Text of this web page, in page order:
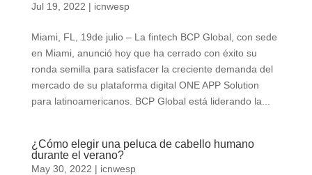
Jul 19, 2022 | icnwesp
Miami, FL, 19de julio – La fintech BCP Global, con sede
en Miami, anunció hoy que ha cerrado con éxito su
ronda semilla para satisfacer la creciente demanda del
mercado de su plataforma digital ONE APP Solution
para latinoamericanos. BCP Global está liderando la...
¿Cómo elegir una peluca de cabello humano
durante el verano?
May 30, 2022 | icnwesp